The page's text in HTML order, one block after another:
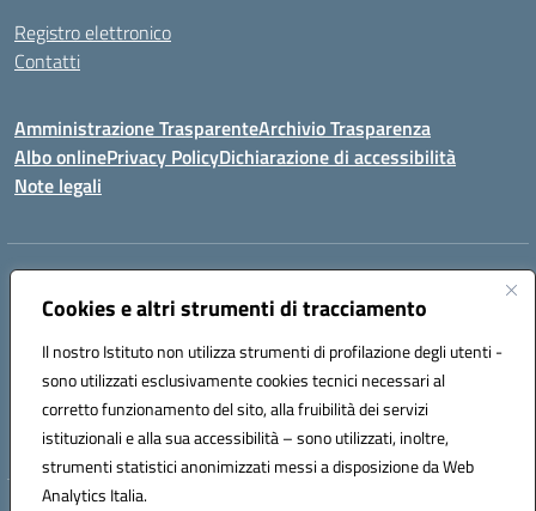
Cookies e altri strumenti di tracciamento
Il nostro Istituto non utilizza strumenti di profilazione degli utenti -
sono utilizzati esclusivamente cookies tecnici necessari al
corretto funzionamento del sito, alla fruibilità dei servizi
istituzionali e alla sua accessibilità – sono utilizzati, inoltre,
strumenti statistici anonimizzati messi a disposizione da Web
Analytics Italia.
Registro elettronico
Contatti
Amministrazione TrasparenteArchivio Trasparenza
Albo onlinePrivacy PolicyDichiarazione di accessibilità
Note legali
Indirizzo:
Centralino:096721161 Email:czic869004@istruzione.it
Codice fiscale: 84000710792
Codice meccanografico:
CZIC869004
Codice unico di fatturazione (CUF): UFKGA0